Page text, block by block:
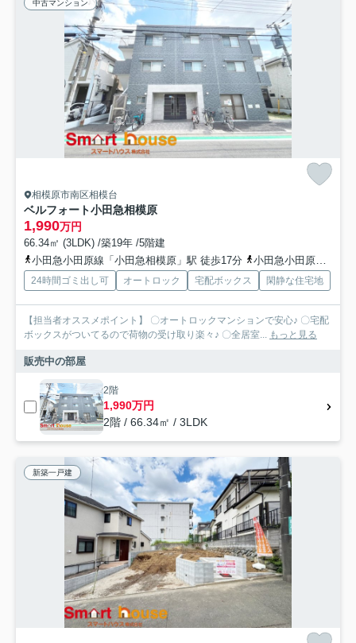
中古マンション
相模原市南区相模台
ベルフォート小田急相模原
1,990万円
66.34㎡ (3LDK) /築19年 /5階建
小田急小田原線「小田急相模原」駅 徒歩17分
小田急小田原線「相武台前」駅 徒歩27分
24時間ゴミ出し可 オートロック 宅配ボックス 閑静な住宅地
【担当者オススメポイント】 〇オートロックマンションで安心♪ 〇宅配
ボックスがついてるので荷物の受け取り楽々♪ 〇全居室... もっと見る
販売中の部屋
2階
1,990万円
2階 / 66.34㎡ / 3LDK
新築一戸建